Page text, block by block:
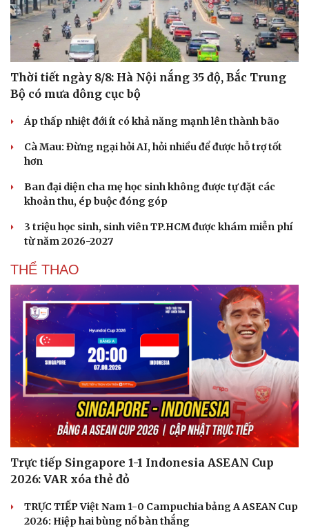
Thời tiết ngày 8/8: Hà Nội nắng 35 độ, Bắc Trung
Bộ có mưa dông cục bộ
Áp thấp nhiệt đới ít có khả năng mạnh lên thành bão
Cà Mau: Đừng ngại hỏi AI, hỏi nhiều để được hỗ trợ tốt
hơn
Ban đại diện cha mẹ học sinh không được tự đặt các
khoản thu, ép buộc đóng góp
3 triệu học sinh, sinh viên TP.HCM được khám miễn phí
từ năm 2026-2027
THỂ THAO
Trực tiếp Singapore 1-1 Indonesia ASEAN Cup
2026: VAR xóa thẻ đỏ
TRỰC TIẾP Việt Nam 1-0 Campuchia bảng A ASEAN Cup
2026: Hiệp hai bùng nổ bàn thắng